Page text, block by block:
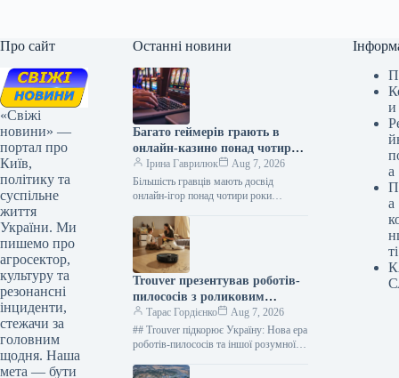
Про сайт
«Свіжі
новини» —
портал про
Київ,
політику та
суспільне
життя
України. Ми
пишемо про
агросектор,
культуру та
резонансні
інциденти,
стежачи за
головним
щодня. Наша
мета — бути
Останні новини
Багато геймерів грають в
онлайн-казино понад чотири
рокиІрина Гаврилюк
Aug 7, 2026
Більшість гравців мають досвід
онлайн-ігор понад чотири роки
Укрінформ 56% учасників
дослідження ринку азартних ігор
мають стаж…
Trouver презентував роботів-
пилососів з роликовим
вологим прибиранням та інші
інновації 2026 року
Тарас Гордієнко
Aug 7, 2026
## Trouver підкорює Україну: Нова ера
роботів-пилососів та іншої розумної
Москві презентацію новітньої лінійки
и
а
а
ті